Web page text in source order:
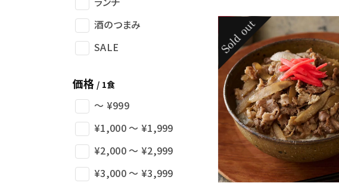
酒のつまみ
SALE
価格 / 1食
〜 ¥999
¥1,000 〜 ¥1,999
¥2,000 〜 ¥2,999
¥3,000 〜 ¥3,999